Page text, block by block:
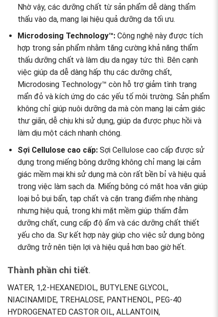
Nhờ vậy, các dưỡng chất từ sản phẩm dễ dàng thẩm
thấu vào da, mang lại hiệu quả dưỡng da tối ưu.
Microdosing Technology™:Công nghệ này được tích
hợp trong sản phẩm nhằm tăng cường khả năng thẩm
thấu dưỡng chất và làm dịu da ngay tức thì. Bên cạnh
việc giúp da dễ dàng hấp thụ các dưỡng chất,
Microdosing Technology™ còn hỗ trợ giảm tình trạng
mẩn đỏ và kích ứng do các yếu tố môi trường. Sản phẩm
không chỉ giúp nuôi dưỡng da mà còn mang lại cảm giác
thư giãn, dễ chịu khi sử dụng, giúp da được phục hồi và
làm dịu một cách nhanh chóng.
Sợi Cellulose cao cấp:Sợi Cellulose cao cấp được sử
dụng trong miếng bông dưỡng không chỉ mang lại cảm
giác mềm mại khi sử dụng mà còn rất bền bỉ và hiệu quả
trong việc làm sạch da. Miếng bông có mặt hoa văn giúp
loại bỏ bụi bẩn, tạp chất và cặn trang điểm nhẹ nhàng
nhưng hiệu quả, trong khi mặt mềm giúp thấm đẫm
dưỡng chất, cung cấp độ ẩm và các dưỡng chất thiết
yếu cho da. Sự kết hợp này giúp cho việc sử dụng bông
dưỡng trở nên tiện lợi và hiệu quả hơn bao giờ hết.
Thành phần chi tiết.
WATER, 1,2-HEXANEDIOL, BUTYLENE GLYCOL,
NIACINAMIDE, TREHALOSE, PANTHENOL, PEG-40
HYDROGENATED CASTOR OIL, ALLANTOIN,